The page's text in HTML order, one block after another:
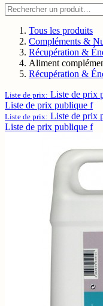
Tous les produits
Compléments &
Récupération &
Aliment
Récupération &
Liste de prix: Liste de prix
Liste de prix publique f
Liste de prix: Liste de prix
Liste de prix publique f